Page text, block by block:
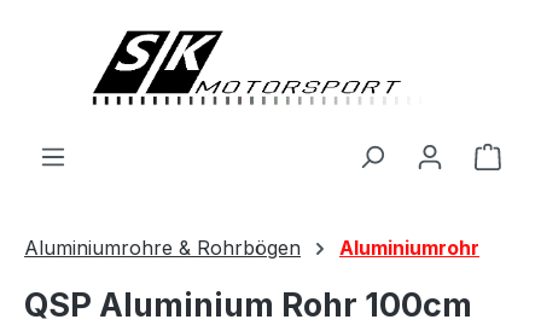
Aluminiumrohre & Rohrbögen Aluminiumrohr
QSP Aluminium Rohr 100cm